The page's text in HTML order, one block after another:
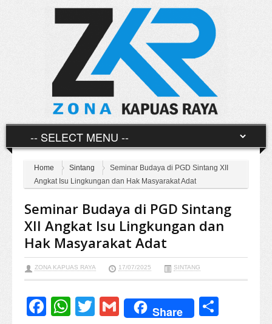
Home Sintang
Seminar Budaya di PGD Sintang XII
Angkat Isu Lingkungan dan Hak Masyarakat Adat
Seminar Budaya di PGD Sintang
XII Angkat Isu Lingkungan dan
Hak Masyarakat Adat
ZONA KAPUAS RAYA 17/07/2025 SINTANG
Facebook
WhatsApp
TwitterGmail
Share